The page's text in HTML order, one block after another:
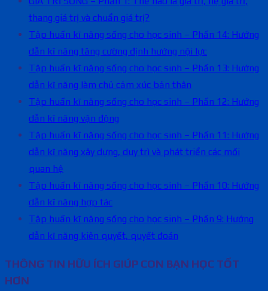
thang giá trị và chuẩn giá trị?
Tập huấn kĩ năng sống cho học sinh – Phần 14: Hướng
dẫn kĩ năng tăng cường định hướng nội lực
Tập huấn kĩ năng sống cho học sinh – Phần 13: Hướng
dẫn kĩ năng làm chủ cảm xúc bản thân
Tập huấn kĩ năng sống cho học sinh – Phần 12: Hướng
dẫn kĩ năng vận động
Tập huấn kĩ năng sống cho học sinh – Phần 11: Hướng
dẫn kĩ năng xây dựng, duy trì và phát triển các mối
quan hệ
Tập huấn kĩ năng sống cho học sinh – Phần 10: Hướng
dẫn kĩ năng hợp tác
Tập huấn kĩ năng sống cho học sinh – Phần 9: Hướng
dẫn kĩ năng kiên quyết, quyết đoán
THÔNG TIN HỮU ÍCH GIÚP CON BẠN HỌC TỐT
HƠN